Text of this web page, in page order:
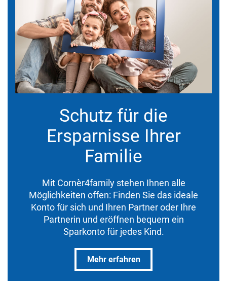
Schutz für die
Ersparnisse Ihrer
Familie
Mit Cornèr4family stehen Ihnen alle
Möglichkeiten offen: Finden Sie das ideale
Konto für sich und Ihren Partner oder Ihre
Partnerin und eröffnen bequem ein
Sparkonto für jedes Kind.
Mehr erfahren